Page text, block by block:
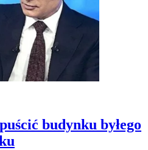
budynku byłego